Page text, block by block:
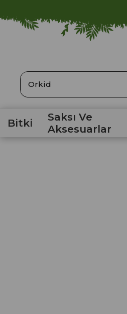
Bitki
Saksı Ve
Aksesuarlar